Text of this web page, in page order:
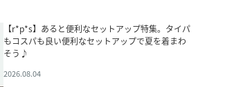
【r*p*s】あると便利なセットアップ特集。タイパ
もコスパも良い便利なセットアップで夏を着まわ
そう♪
2026.08.04